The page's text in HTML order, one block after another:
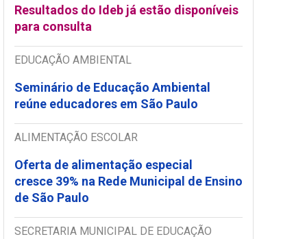
Resultados do Ideb já estão disponíveis
para consulta
EDUCAÇÃO AMBIENTAL
Seminário de Educação Ambiental
reúne educadores em São Paulo
ALIMENTAÇÃO ESCOLAR
Oferta de alimentação especial
cresce 39% na Rede Municipal de Ensino
de São Paulo
SECRETARIA MUNICIPAL DE EDUCAÇÃO